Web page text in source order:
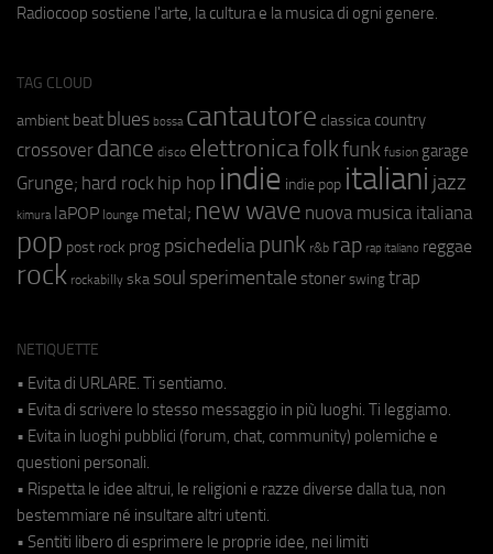
Radiocoop sostiene l'arte, la cultura e la musica di ogni genere.
TAG CLOUD
ambient beat blues bossa cantautore classica country
crossover dance disco elettronicafolkfunk fusion garage
Grunge; hard rock hip hop indie indie pop italiani jazz
kimura laPOP lounge metal; new wave nuova musica italiana
pop post rock prog psichedeliapunk r&b rap rap italiano reggae
rock rockabilly ska soul sperimentale stoner swing trap
NETIQUETTE
• Evita di URLARE. Ti sentiamo.
• Evita di scrivere lo stesso messaggio in più luoghi. Ti leggiamo.
• Evita in luoghi pubblici (forum, chat, community) polemiche e
questioni personali.
• Rispetta le idee altrui, le religioni e razze diverse dalla tua, non
bestemmiare né insultare altri utenti.
• Sentiti libero di esprimere le proprie idee, nei limiti